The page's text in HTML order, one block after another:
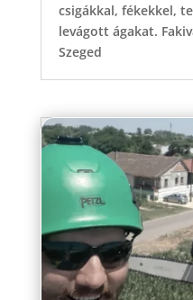
csigákkal, fékekkel,
levágott ágakat.
Szeged